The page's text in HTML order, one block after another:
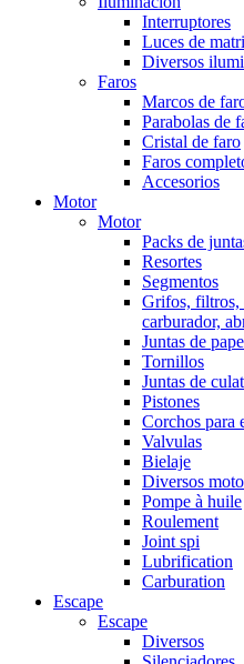
Interruptores
Luces de
Diversos
Faros
Marcos de
Parabolas de
Cristal de faro
Faros
Accesorios
Motor
Motor
Packs de
Resortes
Segmentos
Grifos, filtros,
carburador,
Juntas de
Tornillos
Juntas de
Pistones
Corchos para
Valvulas
Bielaje
Diversos
Pompe à huile
Roulement
Joint spi
Lubrification
Carburation
Escape
Escape
Diversos